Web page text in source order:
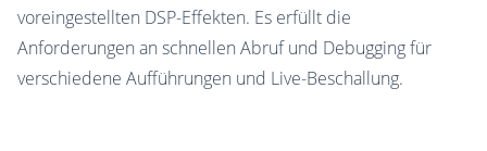
voreingestellten DSP-Effekten. Es erfüllt die
Anforderungen an schnellen Abruf und Debugging für
verschiedene Aufführungen und Live-Beschallung.